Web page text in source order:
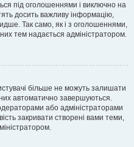
під оголошеннями і виключно на
досить важливу інформацію,
Так само, як і з оголошеннями,
тем надається адміністратором.
більше не можуть залишати
автоматично завершуються.
або адміністраторами
закривати створені вами теми,